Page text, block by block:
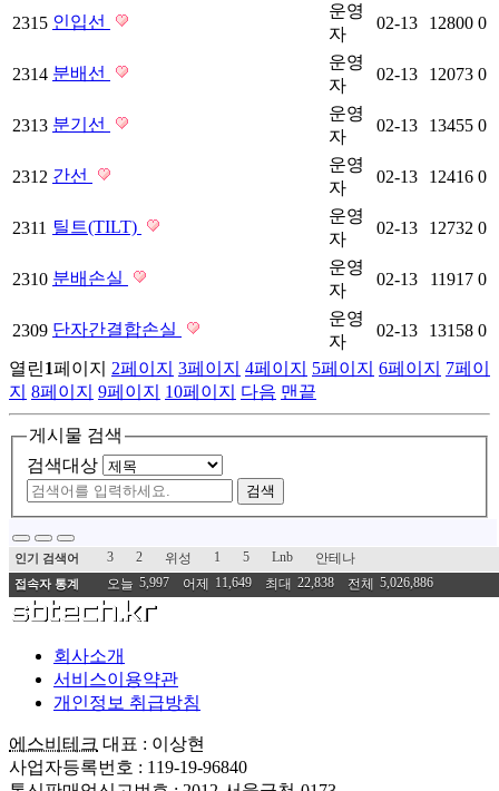
2315 인입선
운영
자
02-13 12800 0
2314 분배선
운영
자
02-13 12073 0
2313 분기선
운영
자
02-13 13455 0
2312 간선
운영
자
02-13 12416 0
2311 틸트(TILT)
운영
자
02-13 12732 0
2310 분배손실
운영
자
02-13 11917 0
2309 단자간결합손실
운영
자
02-13 13158 0
열린1페이지 2페이지 3페이지 4페이지 5페이지 6페이지 7페이
지 8페이지 9페이지 10페이지 다음 맨끝
게시물 검색
검색대상
검색
인기 검색어 3 2 위성 1 5 Lnb 안테나
접속자 통계 오늘 5,997 어제 11,649 최대 22,838 전체 5,026,886
회사소개
서비스이용약관
개인정보 취급방침
에스비테크 대표 : 이상현
사업자등록번호 : 119-19-96840